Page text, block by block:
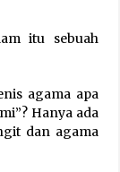
Memahami
Dinamika
itu sebuah
agama apa
Hanya ada
dan agama